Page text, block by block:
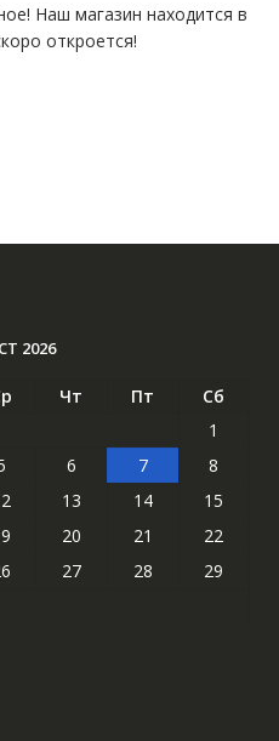
Наш магазин находится в
откроется!
2026
Чт Пт
Сб
1
6 7
8
13 14
15
20 21
22
27 28
29